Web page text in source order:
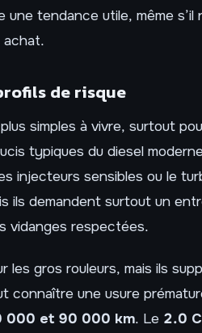
une tendance utile, même s’il
achat.
de risque
simples à vivre, surtout
typiques du diesel
injecteurs sensibles ou le
ils demandent surtout un
vidanges respectées.
gros rouleurs, mais ils
connaître une usure
000 et 90 000 km. Le 2.0